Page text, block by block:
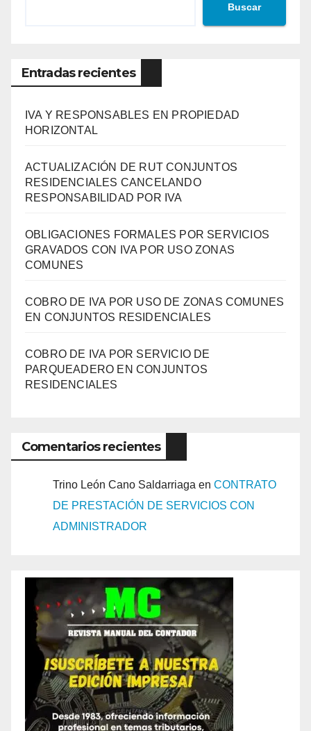
Buscar
Entradas recientes
IVA Y RESPONSABLES EN PROPIEDAD
HORIZONTAL
ACTUALIZACIÓN DE RUT CONJUNTOS
RESIDENCIALES CANCELANDO
RESPONSABILIDAD POR IVA
OBLIGACIONES FORMALES POR SERVICIOS
GRAVADOS CON IVA POR USO ZONAS
COMUNES
COBRO DE IVA POR USO DE ZONAS COMUNES
EN CONJUNTOS RESIDENCIALES
COBRO DE IVA POR SERVICIO DE
PARQUEADERO EN CONJUNTOS
RESIDENCIALES
Comentarios recientes
Trino León Cano Saldarriaga en CONTRATO
DE PRESTACIÓN DE SERVICIOS CON
ADMINISTRADOR